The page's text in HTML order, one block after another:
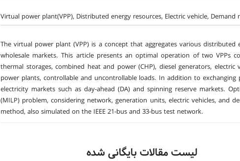
Virtual power plant(VPP), Distributed energy resources, Electric vehicle, Demand
The virtual power plant (VPP) is a concept that aggregates various
wholesale markets. This article presents an optimal operation of two VPPs
thermal storages, combined heat and power (CHP), diesel generators,
power plants, controllable and uncontrollable loads. In addition to
electricity markets such as day-ahead (DA) and spinning reserve markets.
(MILP) problem, considering network, generation units, electric vehicles, and
method, also simulated on the IEEE 21-bus and 33-bus test network.
لیست مقالات بایگانی شده